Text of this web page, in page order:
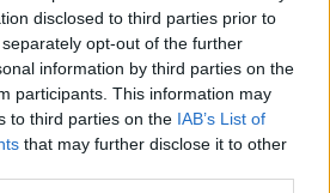
disclosed to third parties prior to
opt-out of the further
information by third parties on the
participants. This information may
to third parties on the IAB’s List of
that may further disclose it to other
στο Google
το
στο MSN